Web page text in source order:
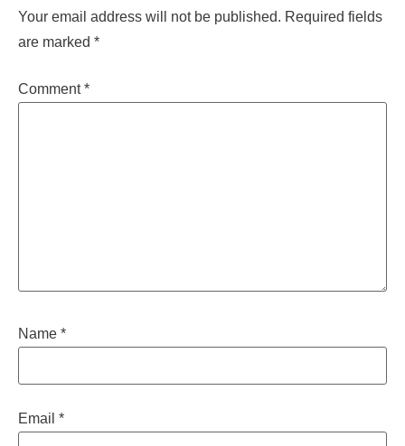
Your email address will not be published. Required fields
are marked *
Comment*
Name *
Email *